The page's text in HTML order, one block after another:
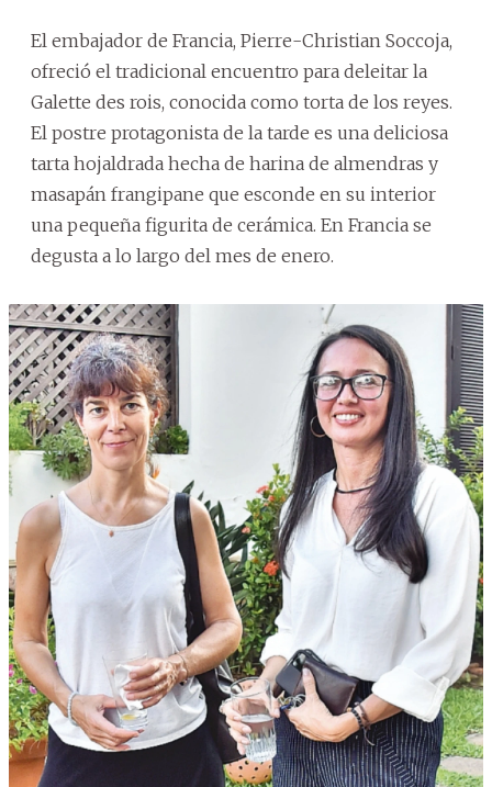
El embajador de Francia, Pierre-Christian Soccoja,
ofreció el tradicional encuentro para deleitar la
Galette des rois, conocida como torta de los reyes.
El postre protagonista de la tarde es una deliciosa
tarta hojaldrada hecha de harina de almendras y
masapán frangipane que esconde en su interior
una pequeña figurita de cerámica. En Francia se
degusta a lo largo del mes de enero.